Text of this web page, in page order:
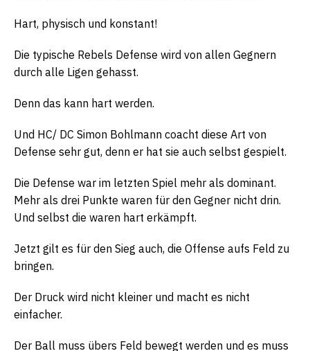
Hart, physisch und konstant!
Die typische Rebels Defense wird von allen Gegnern
durch alle Ligen gehasst.
Denn das kann hart werden.
Und HC/ DC Simon Bohlmann coacht diese Art von
Defense sehr gut, denn er hat sie auch selbst gespielt.
Die Defense war im letzten Spiel mehr als dominant.
Mehr als drei Punkte waren für den Gegner nicht drin.
Und selbst die waren hart erkämpft.
Jetzt gilt es für den Sieg auch, die Offense aufs Feld zu
bringen.
Der Druck wird nicht kleiner und macht es nicht
einfacher.
Der Ball muss übers Feld bewegt werden und es muss